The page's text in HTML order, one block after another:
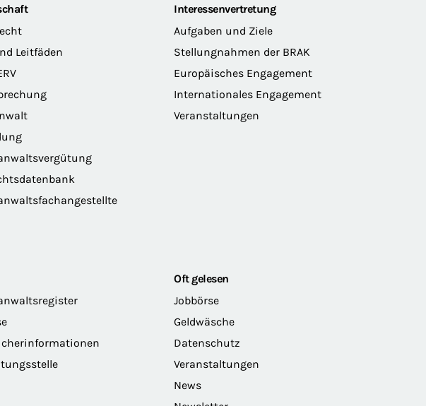
Leitfäden
Interessenvertretung
Aufgaben und Ziele
Stellungnahmen der BRAK
Europäisches Engagement
Internationales Engagement
Veranstaltungen
Oft gelesen
Jobbörse
Geldwäsche
Datenschutz
Veranstaltungen
News